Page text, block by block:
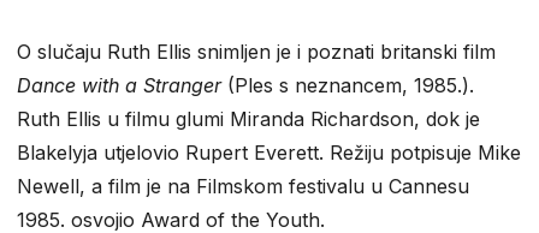
O slučaju Ruth Ellis snimljen je i poznati britanski film
Dance with a Stranger(Ples s neznancem, 1985.).
Ruth Ellis u filmu glumi Miranda Richardson, dok je
Blakelyja utjelovio Rupert Everett. Režiju potpisuje Mike
Newell, a film je na Filmskom festivalu u Cannesu
1985. osvojio Award of the Youth.